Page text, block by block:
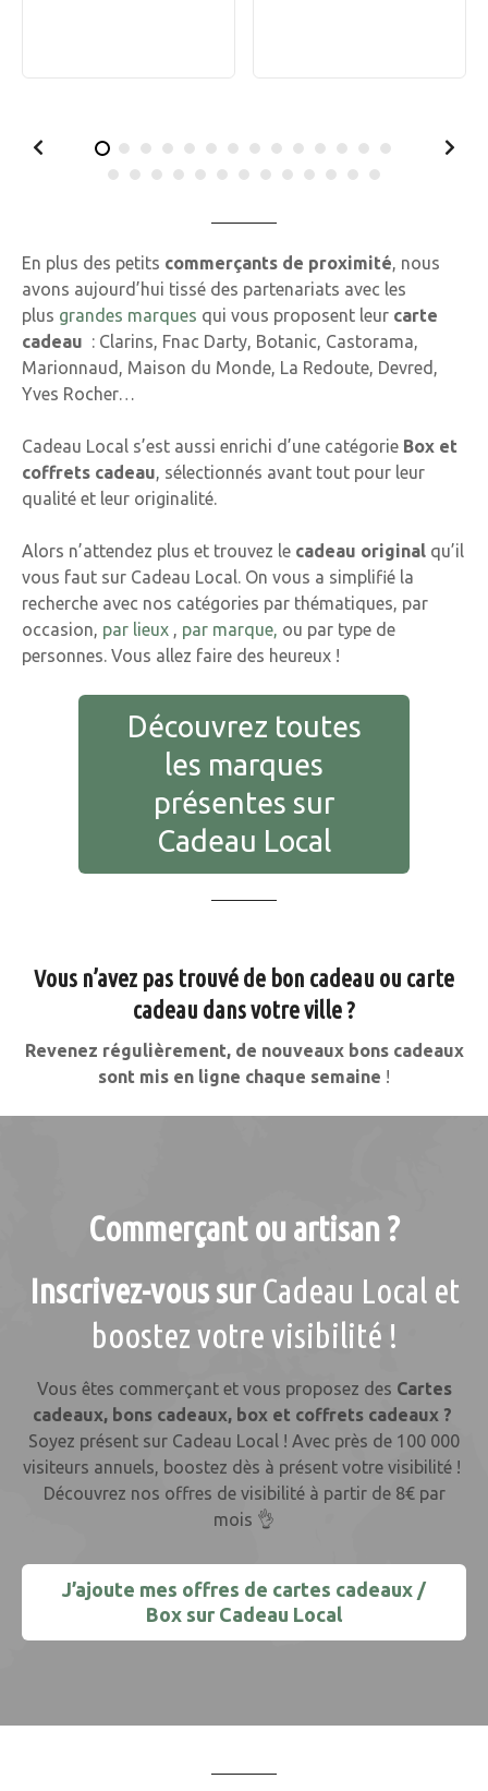
En plus des petits commerçants de proximité, nous
avons aujourd’hui tissé des partenariats avec les
plus grandes marques qui vous proposent leur carte
cadeau : Clarins, Fnac Darty, Botanic, Castorama,
Marionnaud, Maison du Monde, La Redoute, Devred,
Yves Rocher…
Cadeau Local s’est aussi enrichi d’une catégorie Box et
coffrets cadeau, sélectionnés avant tout pour leur
qualité et leur originalité.
Alors n’attendez plus et trouvez le cadeau original qu’il
vous faut sur Cadeau Local. On vous a simplifié la
recherche avec nos catégories par thématiques, par
occasion, par lieux , par marque, ou par type de
personnes. Vous allez faire des heureux !
Découvrez toutes
les marques
présentes sur
Cadeau Local
Vous n’avez pas trouvé de bon cadeau ou carte
cadeau dans votre ville ?
Revenez régulièrement, de nouveaux bons cadeaux
sont mis en ligne chaque semaine !
Commerçant ou artisan ?
Inscrivez-vous surCadeau Local et
boostez votre visibilité !
Vous êtes commerçant et vous proposez des Cartes
cadeaux, bons cadeaux, box et coffrets cadeaux ?
Soyez présent sur Cadeau Local ! Avec près de 100 000
visiteurs annuels, boostez dès à présent votre visibilité !
Découvrez nos offres de visibilité à partir de 8€ par
mois 👌
J’ajoute mes offres de cartes cadeaux /
Box sur Cadeau Local